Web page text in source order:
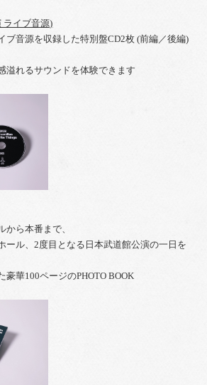
ライブ音源)
ブ音源を収録した特別盤CD2枚 (前編／後編)
溢れるサウンドを体験できます
ら本番まで、
ール、2度目となる日本武道館公演の一日を
豪華100ページのPHOTO BOOK